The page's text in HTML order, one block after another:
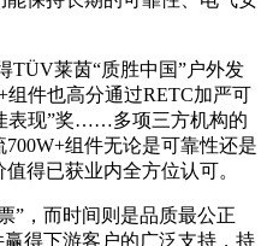
TÜV莱茵“质胜中国”户外发
组件也高分通过RETC加严可
表现”奖……多项三方机构的
组件无论是可靠性还是
得已获业内全方位认可。
”，而时间则是品质最公正
赢得下游客户的广泛支持，持